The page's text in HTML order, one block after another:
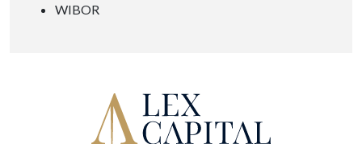
powiatowych, mierzy się dziś
WIBOR